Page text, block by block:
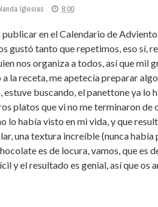
Iglesias 8:00
publicar en el Calendario de
gustó tanto que repetimos, eso sí,
nos organiza a todos, así que mil
la receta, me apetecía preparar
buscando, el panettone ya lo
platos que vi no me terminaron de
lo había visto en mi vida, y que
una textura increíble (nunca había
es de locura, vamos, que es
y el resultado es genial, así que os